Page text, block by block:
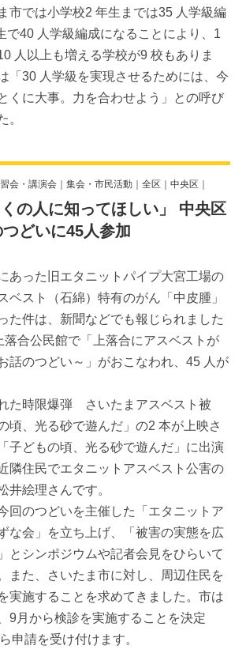
市では小学校2 年生までは35 人学級編
で40 人学級編成になることにより、1
人以上も増える学校が9 校もありま
「30 人学級を実現させるためには、今
くに大事。力を合わせよう」との呼び
。
会・講演会 集会・市民活動 全区 中央区
くの人に知ってほしい」 中央区
どいに45人参加
あった旧エタニットパイプ大宮工場の
ベスト（石綿）特有のがん「中皮腫」
た件は、新聞などでも報じられました
落合公民館で「上落合にアスベストが
話のつどい～」がおこなわれ、45 人が
た時限爆弾 さいたまアスベスト被
頃、光る砂で遊んだ」の2 本が上映さ
子どもの頃、光る砂で遊んだ」に出演
隣住民でエタニットアスベスト公害の
井絵理さんです。
回のつどいを主催した「エタニットア
な会」を立ち上げ、「被害の実態を広
とシンポジウムや記者会見をひらいて
また、さいたま市に対し、周辺住民を
実施することを求めてきました。市は
9月から検診を実施することを決定
申請を受け付けます。